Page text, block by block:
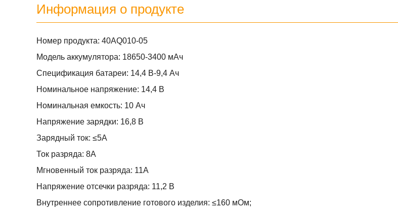
Информация о продукте
Номер продукта: 40AQ010-05
Модель аккумулятора: 18650-3400 мАч
Спецификация батареи: 14,4 В-9,4 Ач
Номинальное напряжение: 14,4 В
Номинальная емкость: 10 Ач
Напряжение зарядки: 16,8 В
Зарядный ток: ≤5A
Ток разряда: 8А
Мгновенный ток разряда: 11А
Напряжение отсечки разряда: 11,2 В
Внутреннее сопротивление готового изделия: ≤160 мОм;